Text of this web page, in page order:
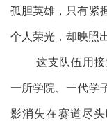
孤胆英雄，只有紧
个人荣光，却映照
这支队伍用
一所学院、一代学
影消失在赛道尽